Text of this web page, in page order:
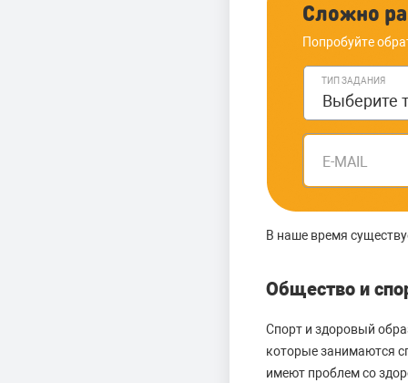
Сложно
Попробуйте
ТИП ЗАДАНИЯ
E-MAIL
В наше время
Общество и
Спорт и здоровый
которые занимаются
имеют проблем со